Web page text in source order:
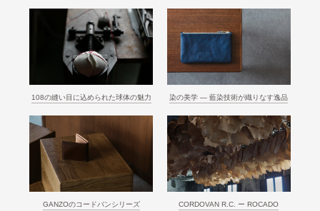
108の縫い目に込められた球体の魅力 染の美学 ― 藍染技術が織りなす逸品
GANZOのコードバンシリーズ
CORDOVAN R.C. ー ROCADO